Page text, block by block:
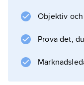
det grekiska
industriminister
2004 till EU-
Objektiv
Prova det,